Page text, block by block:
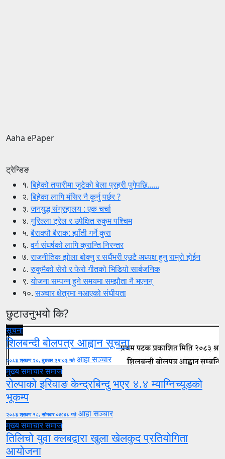
Aaha ePaper
ट्रेन्डिङ
१.बिहेको तयारीमा जुटेको बेला प्रहरी पुगेपछि......
२.बिहेका लागि मंसिर नै कुर्नु पर्छर ?
३.जनयुद्ध संग्रहालय : एक चर्चा
४.गुरिल्ला ट्रेल र उपेक्षित रुकुम पश्चिम
५.बैराक्यौ बैराक: ह्याँती गर्ने कुरा
६.वर्ग संघर्षको लागि क्रान्ति निरन्तर
७.राजनीतिक झोला बोक्नु र सधैंभरी एउटै अध्यक्ष हुनु राम्रो होईन
८.रुकुमैको सेरो र फेरो गीतको भिडियो सार्बजनिक
९.योजना सम्पन्न हुने समयमा सम्झौता नै भएनन्
१०.सञ्चार क्षेत्रमा नआएको संघीयता
छुटाउनुभयो कि?
सूचना
शिलबन्दी बोलपत्र आह्वान सूचना
२०८३ श्रावण २०, बुधबार २१:०३ गते आहा सञ्चार
मुख्य समाचारसमाज
रोल्पाको इरिवाङ केन्द्रबिन्दु भएर ४.४ म्याग्निच्यूडको
भूकम्प
२०८३ श्रावण १८, सोमबार ०७:४८ गते आहा सञ्चार
मुख्य समाचारसमाज
तिलिचो युवा क्लबद्वारा खुला खेलकुद प्रतियोगिता
आयोजना